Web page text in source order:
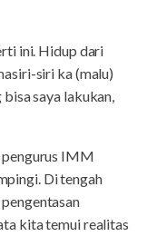
ini. Hidup dari
siri ka (malu)
saya lakukan,
pengurus IMM
Di tengah
kita temui realitas